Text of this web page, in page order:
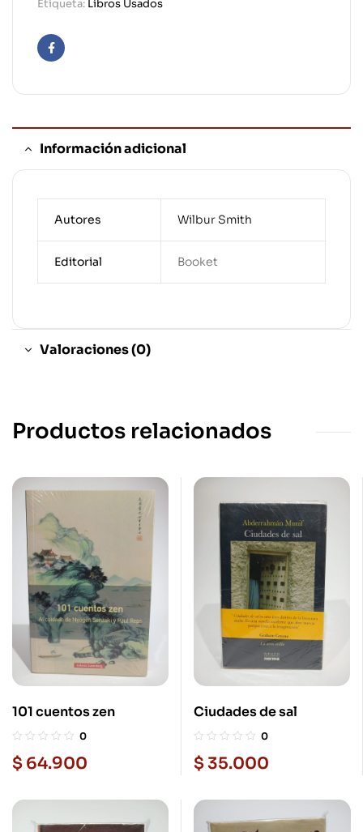
Etiqueta: Libros Usados
Facebook
Información adicional
Autores Wilbur Smith
Editorial Booket
Valoraciones (0)
Productos relacionados
101 cuentos zen
0
$ 64.900
Ciudades de sal
0
$35.000